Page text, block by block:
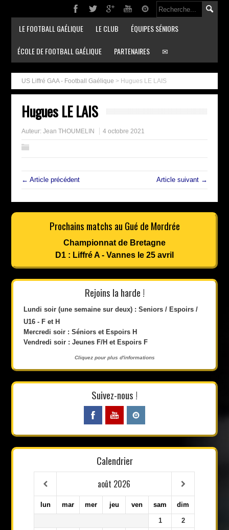
LE FOOTBALL GAÉLIQUE LE CLUB ÉQUIPES SÉNIORS
ÉCOLE DE FOOTBALL GAÉLIQUE PARTENAIRES ✉
US Liffré GAA - Football Gaélique > Hugues LE LAIS
Hugues LE LAIS
Auteur:Jean THOUMELIN 4 octobre 2021
← Article précédent Article suivant →
Prochains matchs au Gué de Mordrée
Championnat de Bretagne
D1 : Liffré A - Vannes le 25 avril
Rejoins la harde !
Lundi soir (une semaine sur deux) : Seniors / Espoirs /
U16 - F et H
Mercredi soir : Séniors et Espoirs H
Vendredi soir : Jeunes F/H et Espoirs F
Cliquez pour plus d'informations
Suivez-nous !
Calendrier
août 2026
lun mar mer jeu ven sam dim
1
2